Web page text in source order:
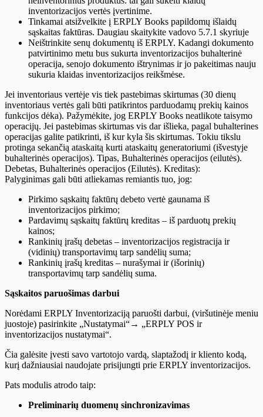
inventorizacijos vertės įvertinime.
Tinkamai atsižvelkite į ERPLY Books papildomų išlaidų
sąskaitas faktūras. Daugiau skaitykite vadovo 5.7.1 skyriuje
Neištrinkite senų dokumentų iš ERPLY. Kadangi dokumento
patvirtinimo metu bus sukurta inventorizacijos buhalterinė
operacija, senojo dokumento ištrynimas ir jo pakeitimas nauju
sukuria klaidas inventorizacijos reikšmėse.
Jei inventoriaus vertėje vis tiek pastebimas skirtumas (30 dienų
inventoriaus vertės gali būti patikrintos parduodamų prekių kainos
funkcijos dėka). Pažymėkite, jog ERPLY Books neatlikote taisymo
operacijų. Jei pastebimas skirtumas vis dar išlieka, pagal buhalterines
operacijas galite patikrinti, iš kur kyla šis skirtumas. Tokiu tikslu
protinga sekančią ataskaitą kurti ataskaitų generatoriumi (išvestyje
buhalterinės operacijos). Tipas, Buhalterinės operacijos (eilutės).
Debetas, Buhalterinės operacijos (Eilutės). Kreditas):
Palyginimas gali būti atliekamas remiantis tuo, jog:
Pirkimo sąskaitų faktūrų debeto vertė gaunama iš
inventorizacijos pirkimo;
Pardavimų sąskaitų faktūrų kreditas – iš parduotų prekių
kainos;
Rankinių įrašų debetas – inventorizacijos registracija ir
(vidinių) transportavimų tarp sandėlių suma;
Rankinių įrašų kreditas – nurašymai ir (išorinių)
transportavimų tarp sandėlių suma.
Sąskaitos paruošimas darbui
Norėdami ERPLY Inventorizaciją paruošti darbui, (viršutinėje meniu
juostoje) pasirinkite „Nustatymai“→ „ERPLY POS ir
inventorizacijos nustatymai“.
Čia galėsite įvesti savo vartotojo vardą, slaptažodį ir kliento kodą,
kurį dažniausiai naudojate prisijungti prie ERPLY inventorizacijos.
Pats modulis atrodo taip:
Preliminarių duomenų sinchronizavimas